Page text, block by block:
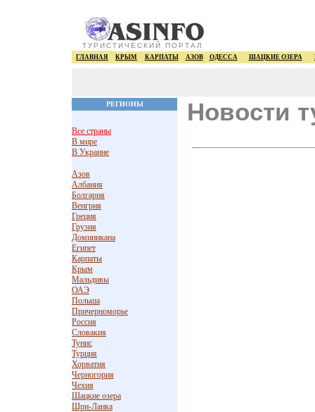
ТУРИСТИЧЕСКИЙ ПОРТАЛ
ГЛАВНАЯ КРЫМ КАРПАТЫ АЗОВ ОДЕССА ШАЦКИЕ ОЗЕРА
РЕГИОНЫ Новости
Все страны
В мире
В Украине
Азов
Албания
Болгария
Венгрия
Греция
Грузия
Доминикана
Египет
Карпаты
Крым
Мальдивы
ОАЭ
Польша
Причерноморье
Россия
Словакия
Тунис
Турция
Хорватия
Черногория
Чехия
Шацкие озера
Шри-Ланка